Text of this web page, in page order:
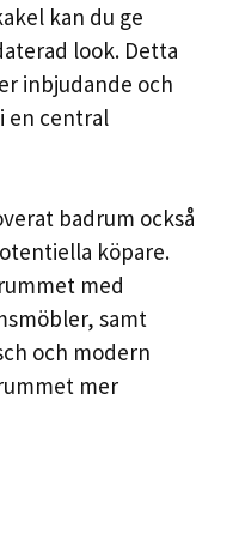
kan du ge
look. Detta
inbjudande och
en central
badrum också
köpare.
med
samt
och modern
mer